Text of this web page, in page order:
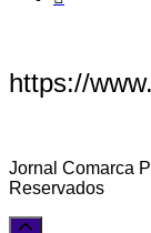
https://
Jornal Comarca
Reservados